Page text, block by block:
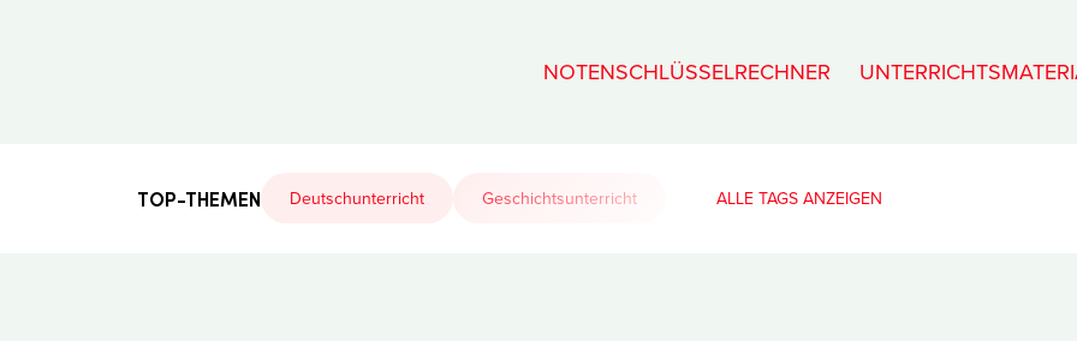
NOTENSCHLÜSSELRECHNER
TOP-THEMEN Deutschunterricht Geschichtsunterricht ALLE TAGS